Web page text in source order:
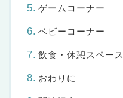
ゲームコーナー
ベビーコーナー
飲食・休憩スペース
おわりに